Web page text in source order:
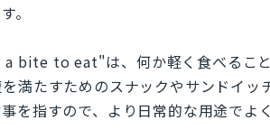
。
bite to eat"は、何か軽く食べるこ
満たすためのスナックやサンドイッ
を指すので、より日常的な用途でよ